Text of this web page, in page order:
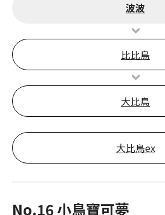
波波
比比鳥
大比鳥
大比鳥ex
No.16 小鳥寶可夢